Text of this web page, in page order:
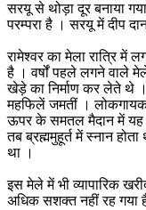
सरयू से थोड़ा दूर बनाया
परम्परा है । सरयू में दीप
रामेश्वर का मेला रात्रि में
है । वर्षों पहले लगने वाले
खेड़े का निर्माण कर लेते थे
महफिलें जमतीं ।
ऊपर के समतल मैदान में यह
तब ब्रह्ममुहूर्त में स्नान
था ।
इस मेले में भी व्यापारिक
अधिक सशक्त नहीं रह गया